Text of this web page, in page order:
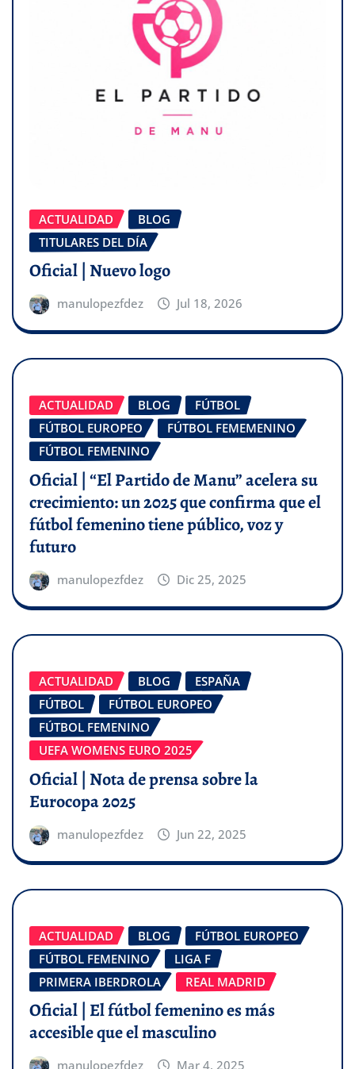
ACTUALIDAD
BLOG
TITULARES DEL DÍA
Oficial | Nuevo logo
manulopezfdez Jul 18, 2026
ACTUALIDAD BLOG
FÚTBOL
FÚTBOL EUROPEO
FÚTBOL FEMEMENINO
FÚTBOL FEMENINO
Oficial | “El Partido de Manu” acelera su
crecimiento: un 2025 que confirma que el
fútbol femenino tiene público, voz y
futuro
manulopezfdez Dic 25, 2025
ACTUALIDAD BLOG
ESPAÑA
FÚTBOL
FÚTBOL EUROPEO
FÚTBOL FEMENINO
UEFA WOMENS EURO 2025
Oficial | Nota de prensa sobre la
Eurocopa 2025
manulopezfdez Jun 22, 2025
ACTUALIDAD BLOG
FÚTBOL EUROPEO
FÚTBOL FEMENINO
LIGA F
PRIMERA IBERDROLA
REAL MADRID
Oficial | El fútbol femenino es más
accesible que el masculino
manulopezfdez Mar 4, 2025